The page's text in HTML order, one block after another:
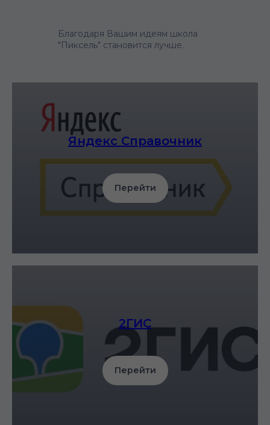
Благодаря Вашим идеям школа
"Пиксель" становится лучше.
Яндекс Справочник
Перейти
2ГИС
Перейти